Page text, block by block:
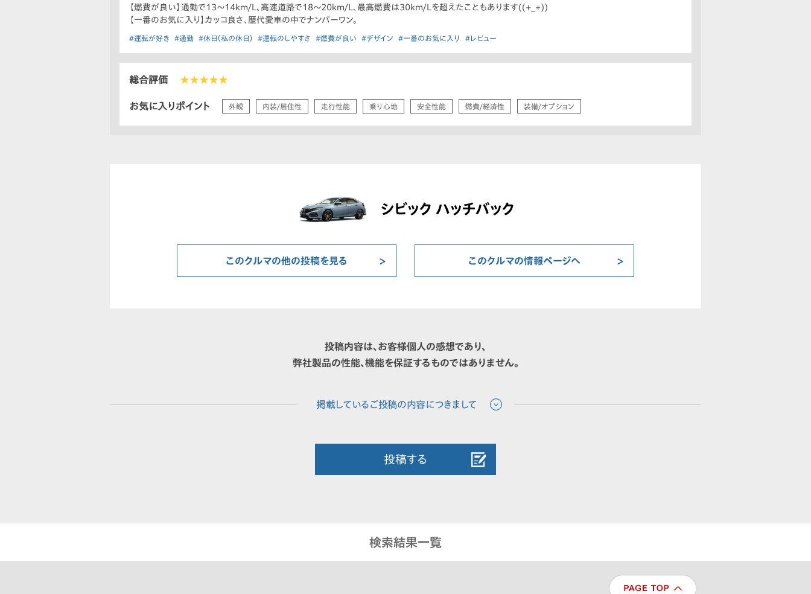
【燃費が良い】通勤で13〜14km/L、高速道路で18〜20km/L、最高燃費は30km/Lを超えたこともあります((+_+))
【一番のお気に入り】カッコ良さ、歴代愛車の中でナンバーワン。
#運転が好き #通勤 #休日（私の休日） #運転のしやすさ #燃費が良い #デザイン #一番のお気に入り #レビュー
総合評価 ★★★★★
お気に入りポイント 外観 内装/居住性 走行性能 乗り心地 安全性能 燃費/経済性 装備/オプション
シビック ハッチバック
このクルマの他の投稿を見る このクルマの情報ページへ
投稿内容は、お客様個人の感想であり、
弊社製品の性能、機能を保証するものではありません。
投稿する
検索結果一覧